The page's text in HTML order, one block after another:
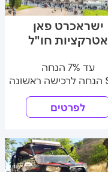
ישראכרט פאן
אטרקציות חו"ל
עד 7% הנחה
לפרטים